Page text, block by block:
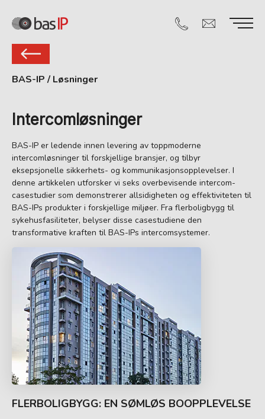
BAS-IP / Løsninger
Intercomløsninger
BAS-IP er ledende innen levering av toppmoderne
intercomløsninger til forskjellige bransjer, og tilbyr
eksepsjonelle sikkerhets- og kommunikasjonsopplevelser. I
denne artikkelen utforsker vi seks overbevisende intercom-
casestudier som demonstrerer allsidigheten og effektiviteten til
BAS-IPs produkter i forskjellige miljøer. Fra flerboligbygg til
sykehusfasiliteter, belyser disse casestudiene den
transformative kraften til BAS-IPs intercomsystemer.
FLERBOLIGBYGG: EN SØMLØS BOOPPLEVELSE